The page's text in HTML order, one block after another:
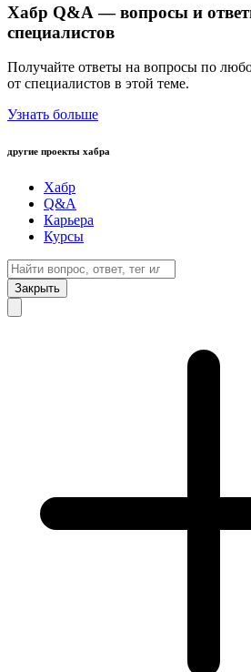
Хабр Q&A — вопросы и
специалистов
Получайте ответы на вопросы по
от специалистов в этой теме.
Узнать больше
другие проекты хабра
Хабр
Q&A
Карьера
Курсы
Закрыть